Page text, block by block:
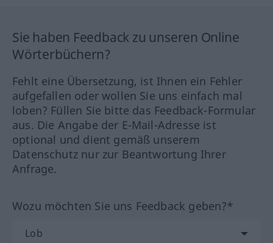
Sie haben Feedback zu unseren Online
Wörterbüchern?
Fehlt eine Übersetzung, ist Ihnen ein Fehler
aufgefallen oder wollen Sie uns einfach mal
loben? Füllen Sie bitte das Feedback-Formular
aus. Die Angabe der E-Mail-Adresse ist
optional und dient gemäß unserem
Datenschutz nur zur Beantwortung Ihrer
Anfrage.
Wozu möchten Sie uns Feedback geben?*